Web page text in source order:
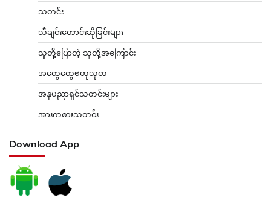
သတင်း
သီချင်းတောင်းဆိုခြင်းများ
သူတို့ပြောတဲ့ သူတို့အကြောင်း
အထွေထွေဗဟုသုတ
အနုပညာရှင်သတင်းများ
အားကစားသတင်း
Download App